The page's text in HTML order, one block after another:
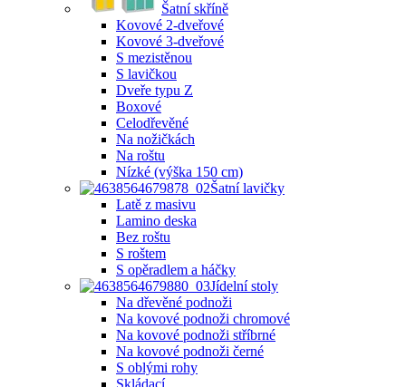
Šatní skříně
Kovové 2-dveřové
Kovové 3-dveřové
S mezistěnou
S lavičkou
Dveře typu Z
Boxové
Celodřevěné
Na nožičkách
Na roštu
Nízké (výška 150 cm)
Šatní lavičky
Latě z masivu
Lamino deska
Bez roštu
S roštem
S opěradlem a háčky
Jídelní stoly
Na dřevěné podnoži
Na kovové podnoži chromové
Na kovové podnoži stříbrné
Na kovové podnoži černé
S oblými rohy
Skládací